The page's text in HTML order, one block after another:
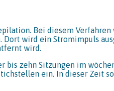
Bei diesem
wird ein Stromimpuls
wird.
bis zehn Sitzungen im
ein. In dieser Zeit